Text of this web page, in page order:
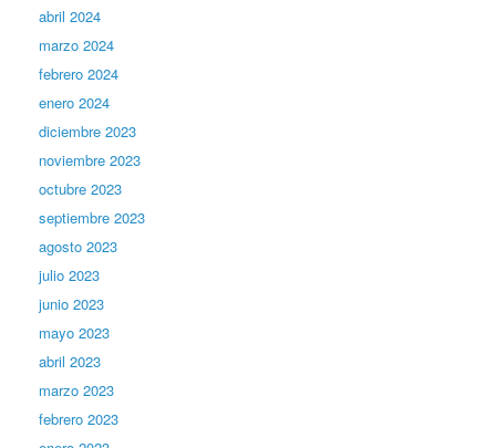
abril 2024
marzo 2024
febrero 2024
enero 2024
diciembre 2023
noviembre 2023
octubre 2023
septiembre 2023
agosto 2023
julio 2023
junio 2023
mayo 2023
abril 2023
marzo 2023
febrero 2023